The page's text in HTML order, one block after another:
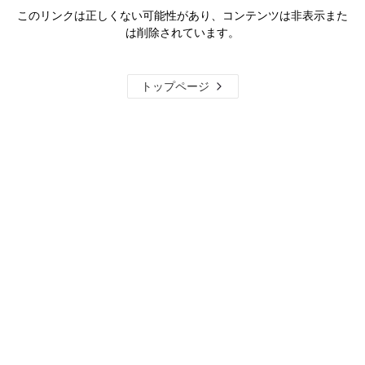
このリンクは正しくない可能性があり、コンテンツは非表示また
は削除されています。
トップページ